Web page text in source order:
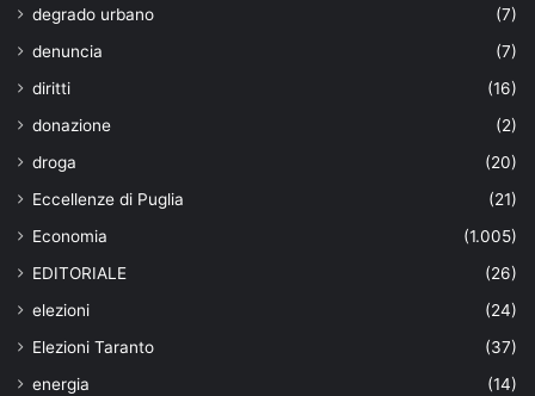
degrado urbano
(7)
denuncia
(7)
diritti
(16)
donazione
(2)
droga
(20)
Eccellenze di Puglia
(21)
Economia
(1.005)
EDITORIALE
(26)
elezioni
(24)
Elezioni Taranto
(37)
energia
(14)